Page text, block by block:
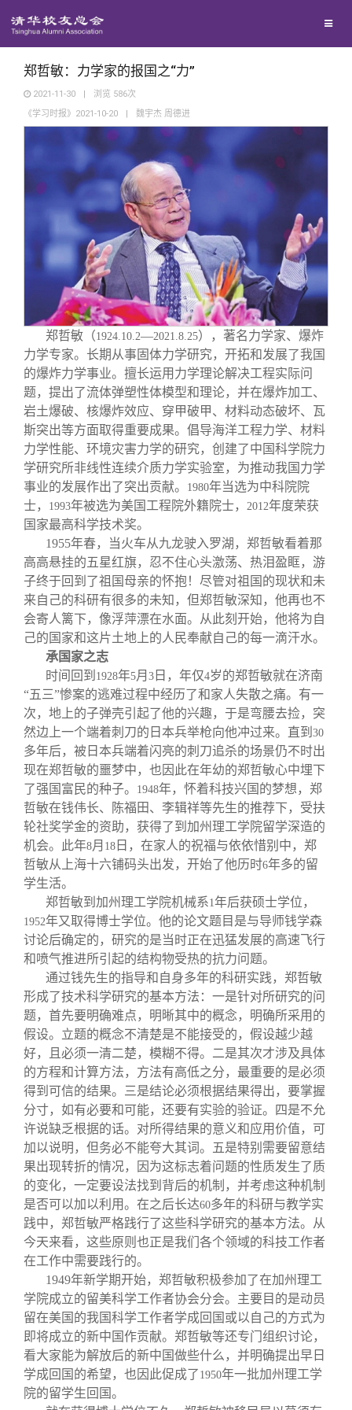
西南联大校友会
义工计划
新媒体平台
青春风采
校友文苑
校友讲坛
校友视界
校友服务
终身学习
信息化服务
三创大赛
实用信息
校友总会
总会简介
会长致辞
总会章程
理事会名单
制度法规
联系我们
关闭
郑哲敏：力学家的报国之“力”
2021-11-30 | 浏览 586次
《学习时报》2021-10-20
| 魏宇杰 周德进
郑哲敏（ 1924.10.2—2021.8.25），著名力学家、爆炸
力学专家。长期从事固体力学研究，开拓和发展了我国
的爆炸力学事业。擅长运用力学理论解决工程实际问
题，提出了流体弹塑性体模型和理论，并在爆炸加工、
岩土爆破、核爆炸效应、穿甲破甲、材料动态破坏、瓦
斯突出等方面取得重要成果。倡导海洋工程力学、材料
力学性能、环境灾害力学的研究，创建了中国科学院力
学研究所非线性连续介质力学实验室，为推动我国力学
事业的发展作出了突出贡献。
1980年当选为中科院院
士，
1993年被选为美国工程院外籍院士， 2012年度荣获
国家最高科学技术奖。
1955年春，当火车从九龙驶入罗湖，郑哲敏看着那
高高悬挂的五星红旗，忍不住心头激荡、热泪盈眶，游
子终于回到了祖国母亲的怀抱！尽管对祖国的现状和未
来自己的科研有很多的未知，但郑哲敏深知，他再也不
会寄人篱下，像浮萍漂在水面。从此刻开始，他将为自
己的国家和这片土地上的人民奉献自己的每一滴汗水。
承国家之志
时间回到 1928年5月 3 日，年仅4岁的郑哲敏就在济南
“五三”惨案的逃难过程中经历了和家人失散之痛。有一
次，地上的子弹壳引起了他的兴趣，于是弯腰去捡，突
然边上一个端着刺刀的日本兵举枪向他冲过来。直到 30
多年后，被日本兵端着闪亮的刺刀追杀的场景仍不时出
现在郑哲敏的噩梦中，也因此在年幼的郑哲敏心中埋下
了强国富民的种子。
1948年，怀着科技兴国的梦想，郑
哲敏在钱伟长、陈福田、李辑祥等先生的推荐下，受扶
轮社奖学金的资助，获得了到加州理工学院留学深造的
机会。此年8月 18 日，在家人的祝福与依依惜别中，郑
哲敏从上海十六铺码头出发，开始了他历时6年多的留
学生活。
郑哲敏到加州理工学院机械系1年后获硕士学位，
1952年又取得博士学位。他的论文题目是与导师钱学森
讨论后确定的，研究的是当时正在迅猛发展的高速飞行
和喷气推进所引起的结构物受热的抗力问题。
通过钱先生的指导和自身多年的科研实践，郑哲敏
形成了技术科学研究的基本方法：一是针对所研究的问
题，首先要明确难点，明晰其中的概念，明确所采用的
假设。立题的概念不清楚是不能接受的，假设越少越
好，且必须一清二楚，模糊不得。二是其次才涉及具体
的方程和计算方法，方法有高低之分，最重要的是必须
得到可信的结果。三是结论必须根据结果得出，要掌握
分寸，如有必要和可能，还要有实验的验证。四是不允
许说缺乏根据的话。对所得结果的意义和应用价值，可
加以说明，但务必不能夸大其词。五是特别需要留意结
果出现转折的情况，因为这标志着问题的性质发生了质
的变化，一定要设法找到背后的机制，并考虑这种机制
是否可以加以利用。在之后长达60多年的科研与教学实
践中，郑哲敏严格践行了这些科学研究的基本方法。从
今天来看，这些原则也正是我们各个领域的科技工作者
在工作中需要践行的。
1949年新学期开始，郑哲敏积极参加了在加州理工
学院成立的留美科学工作者协会分会。主要目的是动员
留在美国的我国科学工作者学成回国或以自己的方式为
即将成立的新中国作贡献。郑哲敏等还专门组织讨论，
看大家能为解放后的新中国做些什么，并明确提出早日
学成回国的希望，也因此促成了 1950年一批加州理工学
院的留学生回国。